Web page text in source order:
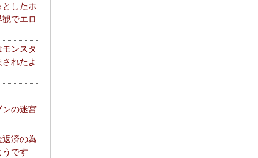
としたホ
でエロ
モンスタ
れたよ
ンの迷宮
返済の為
うです